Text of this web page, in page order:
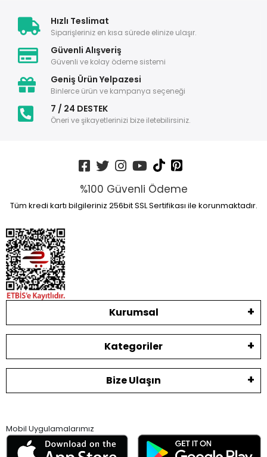
Hızlı Teslimat
Siparişleriniz en kısa sürede elinize ulaşır.
Güvenli Alışveriş
Güvenli ve kolay ödeme sistemi
Geniş Ürün Yelpazesi
Binlerce ürün ve kampanya seçeneği
7 / 24 DESTEK
Öneri ve şikayetlerinizi bize iletebilirsiniz.
%100 Güvenli Ödeme
Tüm kredi kartı bilgileriniz 256bit SSL Sertifikası ile korunmaktadır.
Kurumsal
Kategoriler
Bize Ulaşın
Mobil Uygulamalarımız